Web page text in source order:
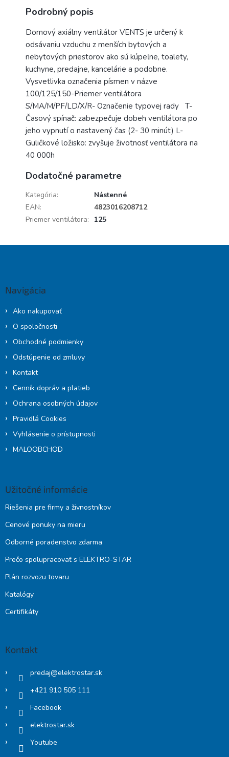
Podrobný popis
Domový axiálny ventilátor VENTS je určený k
odsávaniu vzduchu z menších bytových a
nebytových priestorov ako sú kúpeľne, toalety,
kuchyne, predajne, kancelárie a podobne.
Vysvetlivka označenia písmen v názve
100/125/150-Priemer ventilátora
S/MA/M/PF/LD/X/R- Označenie typovej rady T-
Časový spínač: zabezpečuje dobeh ventilátora po
jeho vypnutí o nastavený čas (2- 30 minút) L-
Guličkové ložisko: zvyšuje životnosť ventilátora na
40 000h
Dodatočné parametre
Kategória:
Nástenné
EAN:
4823016208712
Priemer ventilátora: 125
Navigácia
Ako nakupovať
O spoločnosti
Obchodné podmienky
Odstúpenie od zmluvy
Kontakt
Cenník dopráv a platieb
Ochrana osobných údajov
Pravidlá Cookies
Vyhlásenie o prístupnosti
MALOOBCHOD
Užitočné informácie
Riešenia pre firmy a živnostníkov
Cenové ponuky na mieru
Odborné poradenstvo zdarma
Prečo spolupracovať s ELEKTRO-STAR
Plán rozvozu tovaru
Katalógy
Certifikáty
Kontakt
predaj@elektrostar.sk
+421 910 505 111
Facebook
elektrostar.sk
Youtube